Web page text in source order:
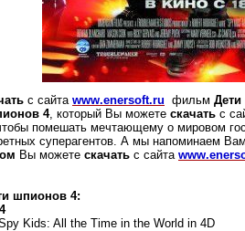
с сайта www.enersoft.ru фильм
4, который Вы можете скачать с
помешать мечтающему о мировом
суперагентов. А мы напоминаем
Вы можете скачать с сайта
шпионов 4:
Kids: All the Time in the World in 4D